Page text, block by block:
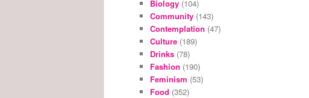
Biology (104)
Community (143)
Contemplation (47)
Culture (189)
Drinks (78)
Fashion (190)
Feminism (53)
Food (352)